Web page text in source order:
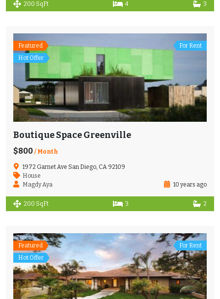
200 SqFt 4 3
Featured
Hot Offer
For Rent
Boutique Space Greenville
$800 / Month
1972 Garnet Ave San Diego, CA 92109
House
Magdy Aya
10 years ago
200 SqFt 3 2
Featured
Hot Offer
For Rent